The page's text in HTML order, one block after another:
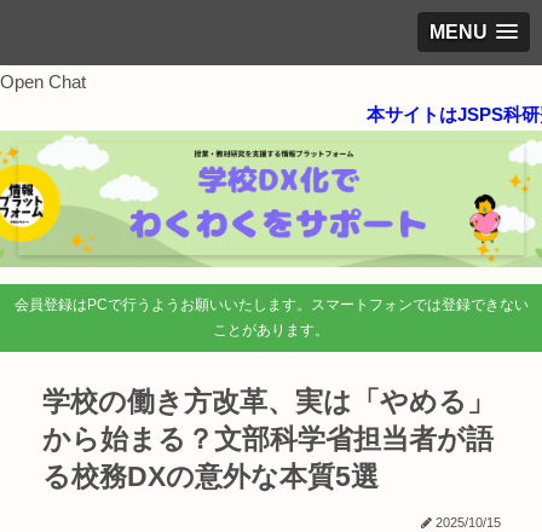
MENU
Open Chat
本サイトはJSPS科研費(
会員登録はPCで行うようお願いいたします。スマートフォンでは登録できない
ことがあります。
学校の働き方改革、実は「やめる」
から始まる？文部科学省担当者が語
る校務DXの意外な本質5選
2025/10/15